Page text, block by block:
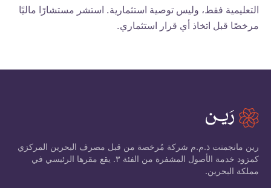
التعليمية فقط، وليس توصية استثمارية. استشر مستشارًا ماليًا
مرخصًا قبل اتخاذ أي قرار استثماري.
رين مانجمنت ذ.م.م شركة مُرخصة من قبل مصرف البحرين المركزي
كمزود خدمة الأصول المشفرة من الفئة ٣. يقع مقرها الرئيسي في
مملكة البحرين.